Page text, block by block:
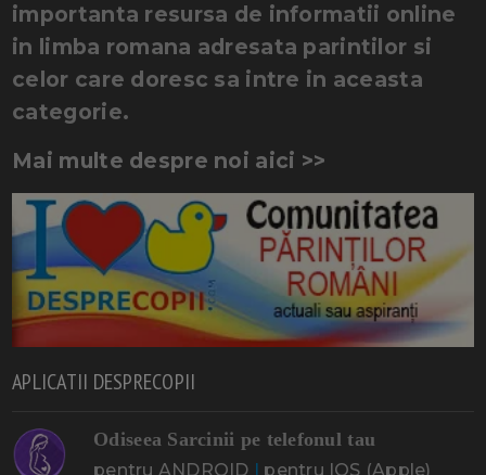
importanta resursa de informatii online
in limba romana adresata parintilor si
celor care doresc sa intre in aceasta
categorie.
Mai multe despre noi aici >>
APLICATII DESPRECOPII
Odiseea Sarcinii pe telefonul tau
pentru ANDROID | pentru IOS (Apple)